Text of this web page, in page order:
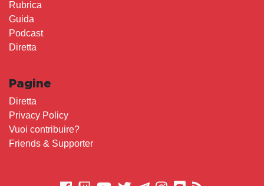
Rubrica
Guida
Podcast
Diretta
Pagine
Diretta
Privacy Policy
Vuoi contribuire?
Friends & Supporter